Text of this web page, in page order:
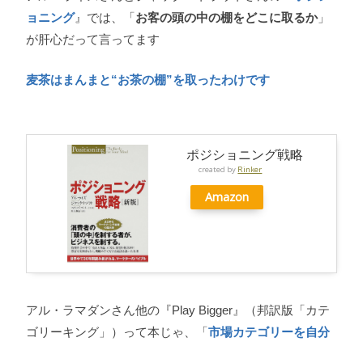
ョニング』では、「お客の頭の中の棚をどこに取るか」
が肝心だって言ってます
麦茶はまんまと“お茶の棚”を取ったわけです
ポジショニング戦略
created by Rinker
Amazon
アル・ラマダンさん他の『Play Bigger』（邦訳版「カテ
ゴリーキング」）って本じゃ、「市場カテゴリーを自分